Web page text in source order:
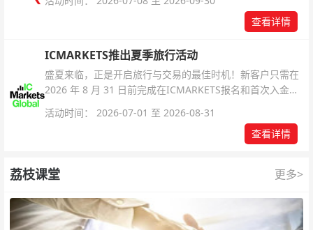
查看详情
ICMARKETS推出夏季旅行活动
盛夏来临，正是开启旅行与交易的最佳时机！新客户只需在
2026 年 8 月 31 日前完成在ICMARKETS报名和首次入金即
活动时间： 2026-07-01 至 2026-08-31
查看详情
荔枝课堂 更多>